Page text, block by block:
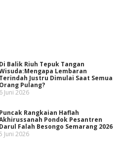
Di Balik Riuh Tepuk Tangan
Lembaran
Terindah Justru Dimulai Saat Semua
Orang Pulang?
6 Juni 2026
Puncak Rangkaian Haflah
Pondok Pesantren
Darul Falah Besongo Semarang 2026
Juni 2026